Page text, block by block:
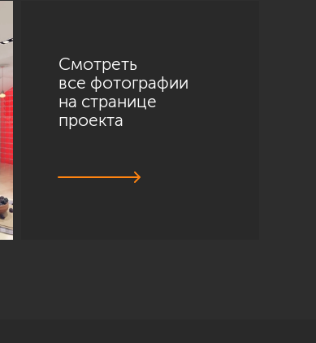
Смотреть
все фотографии
на странице
проекта